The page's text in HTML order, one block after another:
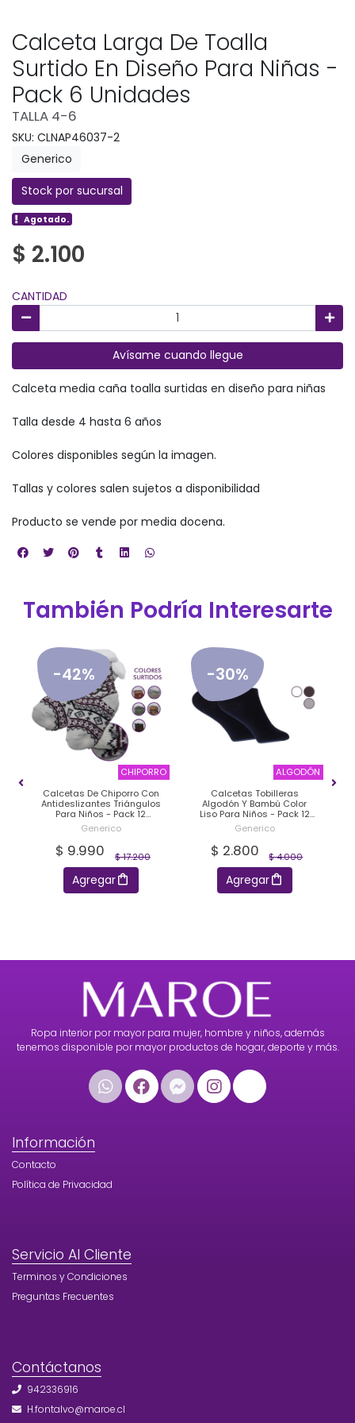
Calceta Larga De Toalla
Surtido En Diseño Para Niñas -
Pack 6 Unidades
TALLA 4-6
SKU: CLNAP46037-2
Generico
Stock por sucursal
Agotado.
$ 2.100
CANTIDAD
Avísame cuando llegue
Calceta media caña toalla surtidas en diseño para niñas
Talla desde 4 hasta 6 años
Colores disponibles según la imagen.
Tallas y colores salen sujetos a disponibilidad
Producto se vende por media docena.
También Podría Interesarte
-42%
CHIPORRO
Calcetas De Chiporro Con
Antideslizantes Triángulos
Para Niños - Pack 12
Unidades
Generico
$ 17.200
$ 9.990
Agregar
-30%
ALGODÓN
Calcetas Tobilleras
Algodón Y Bambú Color
Liso Para Niños - Pack 12
Unidades
Generico
$ 4.000
$ 2.800
Agregar
Ropa interior por mayor para mujer, hombre y niños, además
tenemos disponible por mayor productos de hogar, deporte y más.
Información
Contacto
Política de Privacidad
Servicio Al Cliente
Terminos y Condiciones
Preguntas Frecuentes
Contáctanos
942336916
H.fontalvo@maroe.cl